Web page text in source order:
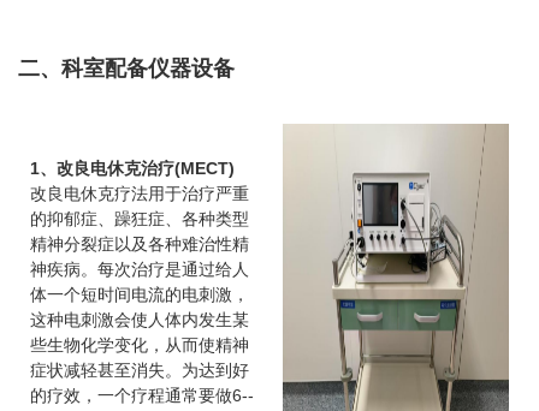
二、科室配备仪器设备
1、改良电休克治疗(MECT)
改良电休克疗法用于治疗严重
的抑郁症、躁狂症、各种类型
精神分裂症以及各种难治性精
神疾病。每次治疗是通过给人
体一个短时间电流的电刺激，
这种电刺激会使人体内发生某
些生物化学变化，从而使精神
症状减轻甚至消失。为达到好
的疗效，一个疗程通常要做6--